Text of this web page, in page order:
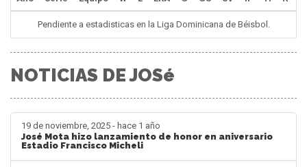
Pendiente a estadisticas en la Liga Dominicana de Béisbol.
NOTICIAS DE JOSé
19 de noviembre, 2025 - hace 1 año
José Mota hizo lanzamiento de honor en aniversario
Estadio Francisco Micheli